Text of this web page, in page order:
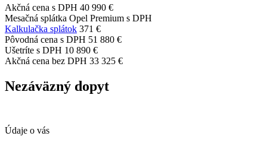
Akčná cena s DPH 40 990 €
Mesačná splátka Opel Premium s DPH
Kalkulačka splátok 371 €
Pôvodná cena s DPH 51 880 €
Ušetríte s DPH 10 890 €
Akčná cena bez DPH 33 325 €
Nezáväzný dopyt
Údaje o vás